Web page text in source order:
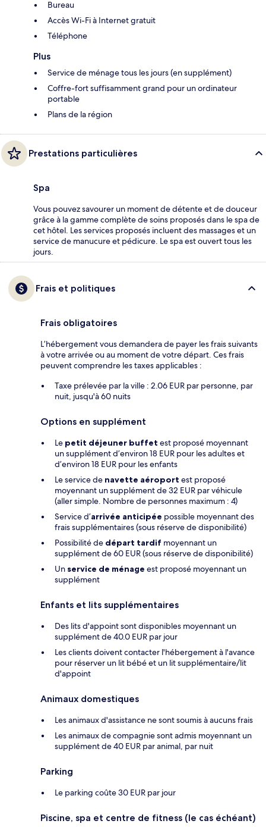
Bureau
Accès Wi-Fi à Internet gratuit
Téléphone
Plus
Service de ménage tous les jours (en supplément)
Coffre-fort suffisamment grand pour un ordinateur
portable
Plans de la région
Prestations particulières
Spa
Vous pouvez savourer un moment de détente et de douceur
grâce à la gamme complète de soins proposés dans le spa de
cet hôtel. Les services proposés incluent des massages et un
service de manucure et pédicure. Le spa est ouvert tous les
jours.
Frais et politiques
Frais obligatoires
L’hébergement vous demandera de payer les frais suivants
à votre arrivée ou au moment de votre départ. Ces frais
peuvent comprendre les taxes applicables :
Taxe prélevée par la ville : 2.06 EUR par personne, par
nuit, jusqu'à 60 nuits
Options en supplément
Le petit déjeuner buffet est proposé moyennant
un supplément d’environ 18 EUR pour les adultes et
d’environ 18 EUR pour les enfants
Le service de navette aéroport est proposé
moyennant un supplément de 32 EUR par véhicule
(aller simple. Nombre de personnes maximum : 4)
Service d’arrivée anticipée possible moyennant des
frais supplémentaires (sous réserve de disponibilité)
Possibilité de départ tardif moyennant un
supplément de 60 EUR (sous réserve de disponibilité)
Un service de ménage est proposé moyennant un
supplément
Enfants et lits supplémentaires
Des lits d'appoint sont disponibles moyennant un
supplément de 40.0 EUR par jour
Les clients doivent contacter l'hébergement à l'avance
pour réserver un lit bébé et un lit supplémentaire/lit
d'appoint
Animaux domestiques
Les animaux d'assistance ne sont soumis à aucuns frais
Les animaux de compagnie sont admis moyennant un
supplément de 40 EUR par animal, par nuit
Parking
Le parking coûte 30 EUR par jour
Piscine, spa et centre de fitness (le cas échéant)